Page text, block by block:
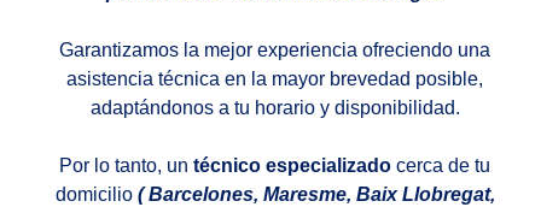
Garantizamos la mejor experiencia ofreciendo una
asistencia técnica en la mayor brevedad posible,
adaptándonos a tu horario y disponibilidad.
Por lo tanto, un técnico especializado cerca de tu
domicilio ( Barcelones, Maresme, Baix Llobregat,